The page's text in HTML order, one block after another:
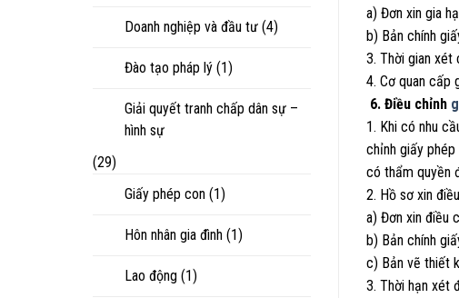
Doanh nghiệp và đầu tư (4)
Đào tạo pháp lý (1)
Giải quyết tranh chấp dân sự –
hình sự
(29)
Giấy phép con (1)
Hôn nhân gia đình (1)
Lao động (1)
a) Đơn xin gia
b) Bản chính
3. Thời gian xét
4. Cơ quan cấp
6. Điều chỉnh
1. Khi có nhu
chỉnh giấy
có thẩm quyền
2. Hồ sơ xin
a) Đơn xin điều
b) Bản chính
c) Bản vẽ thiết
3. Thời hạn xét